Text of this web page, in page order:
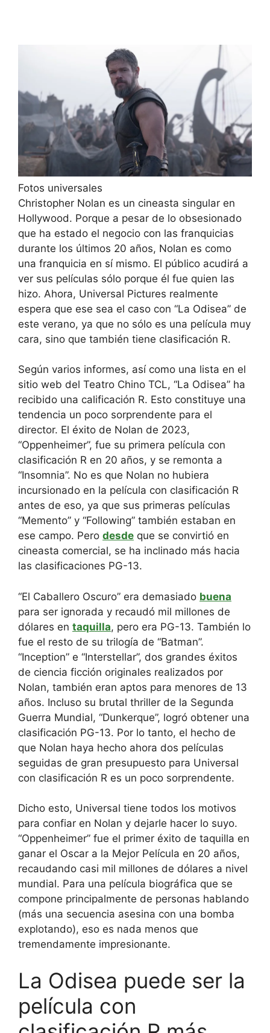
Fotos universales
Christopher Nolan es un cineasta singular en
Hollywood. Porque a pesar de lo obsesionado
que ha estado el negocio con las franquicias
durante los últimos 20 años, Nolan es como
una franquicia en sí mismo. El público acudirá a
ver sus películas sólo porque él fue quien las
hizo. Ahora, Universal Pictures realmente
espera que ese sea el caso con “La Odisea” de
este verano, ya que no sólo es una película muy
cara, sino que también tiene clasificación R.
Según varios informes, así como una lista en el
sitio web del Teatro Chino TCL, “La Odisea” ha
recibido una calificación R. Esto constituye una
tendencia un poco sorprendente para el
director. El éxito de Nolan de 2023,
“Oppenheimer”, fue su primera película con
clasificación R en 20 años, y se remonta a
“Insomnia”. No es que Nolan no hubiera
incursionado en la película con clasificación R
antes de eso, ya que sus primeras películas
“Memento” y “Following” también estaban en
ese campo. Pero desde que se convirtió en
cineasta comercial, se ha inclinado más hacia
las clasificaciones PG-13.
“El Caballero Oscuro” era demasiado buena
para ser ignorada y recaudó mil millones de
dólares en taquilla, pero era PG-13. También lo
fue el resto de su trilogía de “Batman”.
“Inception” e “Interstellar”, dos grandes éxitos
de ciencia ficción originales realizados por
Nolan, también eran aptos para menores de 13
años. Incluso su brutal thriller de la Segunda
Guerra Mundial, “Dunkerque”, logró obtener una
clasificación PG-13. Por lo tanto, el hecho de
que Nolan haya hecho ahora dos películas
seguidas de gran presupuesto para Universal
con clasificación R es un poco sorprendente.
Dicho esto, Universal tiene todos los motivos
para confiar en Nolan y dejarle hacer lo suyo.
“Oppenheimer” fue el primer éxito de taquilla en
ganar el Oscar a la Mejor Película en 20 años,
recaudando casi mil millones de dólares a nivel
mundial. Para una película biográfica que se
compone principalmente de personas hablando
(más una secuencia asesina con una bomba
explotando), eso es nada menos que
tremendamente impresionante.
La Odisea puede ser la
película con